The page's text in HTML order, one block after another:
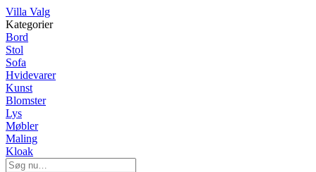
Villa Valg
Kategorier
Bord
Stol
Sofa
Hvidevarer
Kunst
Blomster
Lys
Møbler
Maling
Kloak